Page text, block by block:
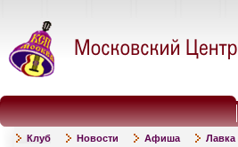
Клуб Новости Афиша Лавка